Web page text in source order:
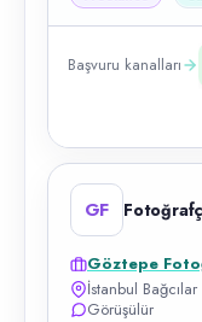
Başvuru kanalları
GF
Göztepe
İstanbul
Görüşülür